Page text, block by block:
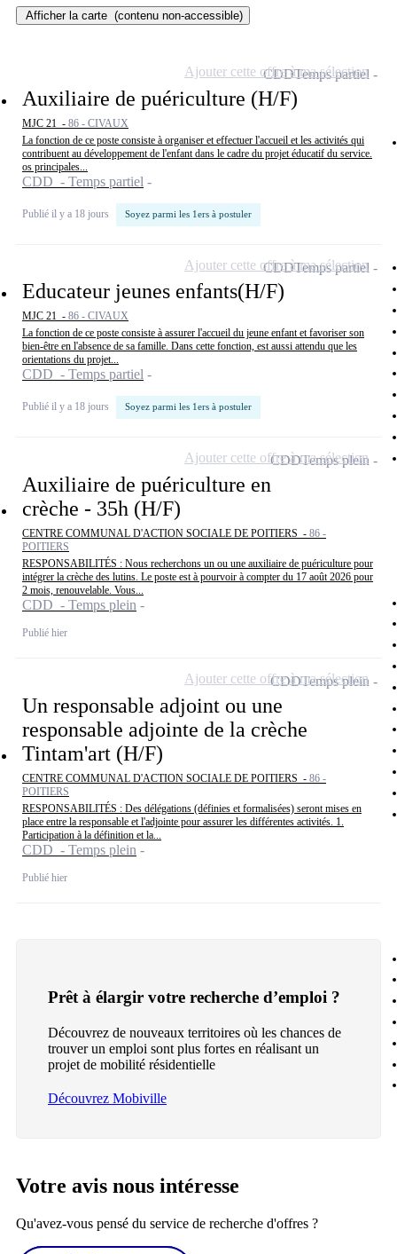
Afficher la carte (contenu non-accessible)
Auxiliaire de puériculture (H/F)
MJC 21 - 86 - CIVAUX
La fonction de ce poste consiste à organiser et effectuer l'accueil et les activités qui
contribuent au développement de l'enfant dans le cadre du projet éducatif du service.
os principales...
CDD - Temps partiel
Publié il y a 18 jours Soyez parmi les 1ers à postuler
CDDTemps partiel
Ajouter cette offre à ma sélection
Educateur jeunes enfants(H/F)
MJC 21 - 86 - CIVAUX
La fonction de ce poste consiste à assurer l'accueil du jeune enfant et favoriser son
bien-être en l'absence de sa famille. Dans cette fonction, est aussi attendu que les
orientations du projet...
CDD - Temps partiel
Publié il y a 18 jours Soyez parmi les 1ers à postuler
CDDTemps partiel
Ajouter cette offre à ma sélection
Auxiliaire de puériculture en
crèche - 35h (H/F)
CENTRE COMMUNAL D'ACTION SOCIALE DE POITIERS - 86 -
POITIERS
RESPONSABILITÉS : Nous recherchons un ou une auxiliaire de puériculture pour
intégrer la crèche des lutins. Le poste est à pourvoir à compter du 17 août 2026 pour
2 mois, renouvelable. Vous...
CDD - Temps plein
Publié hier
CDDTemps plein
Ajouter cette offre à ma sélection
Un responsable adjoint ou une
responsable adjointe de la crèche
Tintam'art (H/F)
CENTRE COMMUNAL D'ACTION SOCIALE DE POITIERS - 86 -
POITIERS
RESPONSABILITÉS : Des délégations (définies et formalisées) seront mises en
place entre la responsable et l'adjointe pour assurer les différentes activités. 1.
Participation à la définition et la...
CDD - Temps plein
Publié hier
CDDTemps plein
Ajouter cette offre à ma sélection
Prêt à élargir votre recherche d’emploi ?
Découvrez de nouveaux territoires où les chances de
trouver un emploi sont plus fortes en réalisant un
projet de mobilité résidentielle
Découvrez Mobiville
Votre avis nous intéresse
Qu'avez-vous pensé du service de recherche d'offres ?